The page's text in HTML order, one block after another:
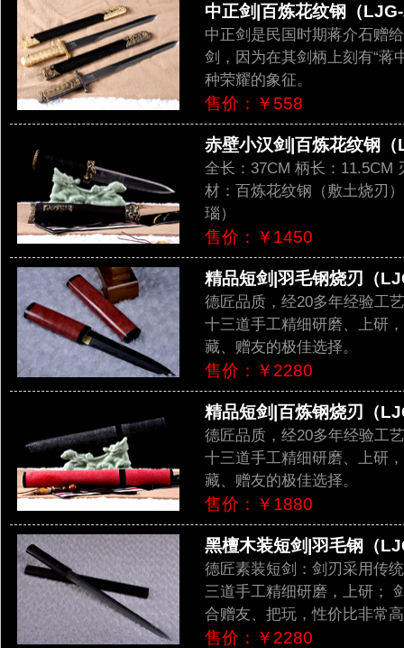
中正剑|百炼花纹钢（
中正剑是民国时期蒋介石赠
剑，因为在其剑柄上刻有“蒋
种荣耀的象征。
售价：￥558
赤壁小汉剑|百炼花纹钢
全长：37CM 柄长：11.5CM
材：百炼花纹钢（敷土烧刃
瑙）
售价：￥1450
精品短剑|羽毛钢烧刃（
德匠品质，经20多年经验工
十三道手工精细研磨、上研
藏、赠友的极佳选择。
售价：￥2280
精品短剑|百炼钢烧刃（
德匠品质，经20多年经验工
十三道手工精细研磨、上研
藏、赠友的极佳选择。
售价：￥1880
黑檀木装短剑|羽毛钢（
德匠素装短剑：剑刃采用传
三道手工精细研磨，上研；
合赠友、把玩，性价比非常
售价：￥2280